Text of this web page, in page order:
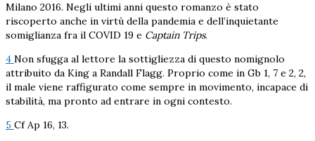
Milano 2016. Negli ultimi anni questo romanzo è stato
riscoperto anche in virtù della pandemia e dell’inquietante
somiglianza fra il COVID 19 e Captain Trips.
4 Non sfugga al lettore la sottigliezza di questo nomignolo
attribuito da King a Randall Flagg. Proprio come in Gb 1, 7 e 2, 2,
il male viene raffigurato come sempre in movimento, incapace di
stabilità, ma pronto ad entrare in ogni contesto.
5 Cf Ap 16, 13.